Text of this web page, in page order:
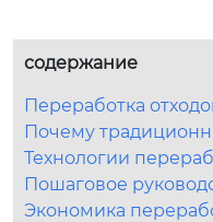
содержание
Переработка
Почему
Технологии
Пошаговое
Экономика